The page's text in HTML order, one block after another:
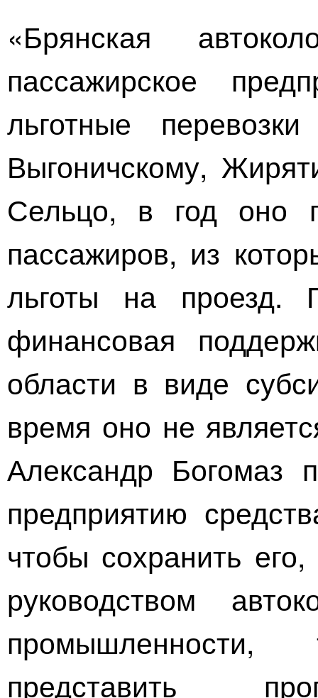
«Брянская
пассажирское
льготные
Выгоничскому,
Сельцо, в год оно
пассажиров, из
льготы на проезд.
финансовая
области в виде
время оно не
Александр Богомаз
предприятию
чтобы сохранить
руководством
представить